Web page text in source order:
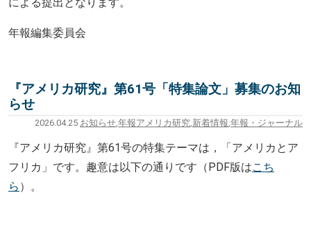
による提出となります。
年報編集委員会
『アメリカ研究』第61号「特集論文」募集のお知
らせ
2026.04.25 お知らせ,年報アメリカ研究,新着情報,年報・ジャーナル
『アメリカ研究』第61号の特集テーマは，「アメリカとア
フリカ」です。趣意は以下の通りです（PDF版はこち
ら ）。